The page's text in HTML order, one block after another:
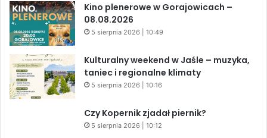
Kino plenerowe w Gorajowicach –
08.08.2026
5 sierpnia 2026 | 10:49
Kulturalny weekend w Jaśle – muzyka,
taniec i regionalne klimaty
5 sierpnia 2026 | 10:16
Czy Kopernik zjadał piernik?
5 sierpnia 2026 | 10:12